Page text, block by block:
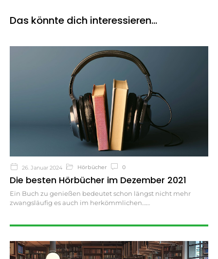
Das könnte dich interessieren…
26. Januar 2024 Hörbücher 0
Die besten Hörbücher im Dezember 2021
Ein Buch zu genießen bedeutet schon längst nicht mehr
zwangsläufig es auch im herkömmlichen…